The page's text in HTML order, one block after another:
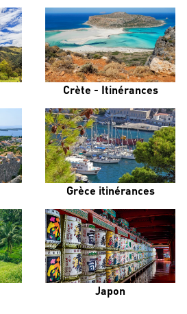
Crète - Itinérances
Grèce itinérances
Japon